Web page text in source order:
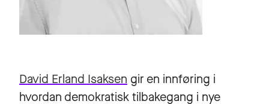
David Erland Isaksen gir en innføring i
hvordan demokratisk tilbakegang i nye